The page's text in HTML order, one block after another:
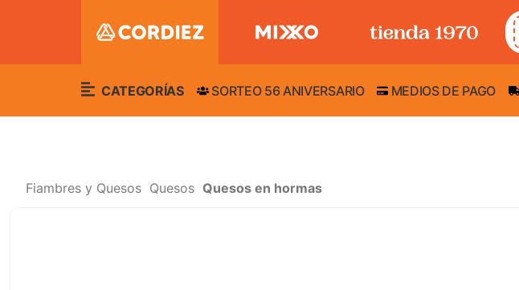
CATEGORÍAS SORTEO 56 ANIVERSARIO MEDIOS DE PAGO
Fiambres y Quesos Quesos Quesos en hormas